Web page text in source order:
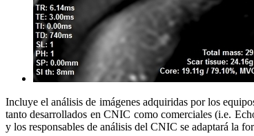
Incluye el análisis de imágenes adquiridas por los
tanto desarrollados en CNIC como comerciales (i.e.
y los responsables de análisis del CNIC se adaptará la